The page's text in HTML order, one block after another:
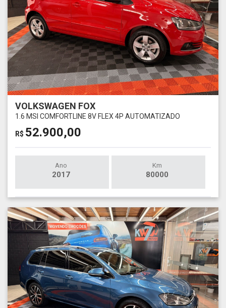
VOLKSWAGEN FOX
1.6 MSI COMFORTLINE 8V FLEX 4P AUTOMATIZADO
R$ 52.900,00
Ano
2017
Km
80000